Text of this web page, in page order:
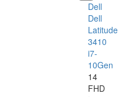
Dell
Dell
Latitude
3410
i7-
10Gen
14
FHD